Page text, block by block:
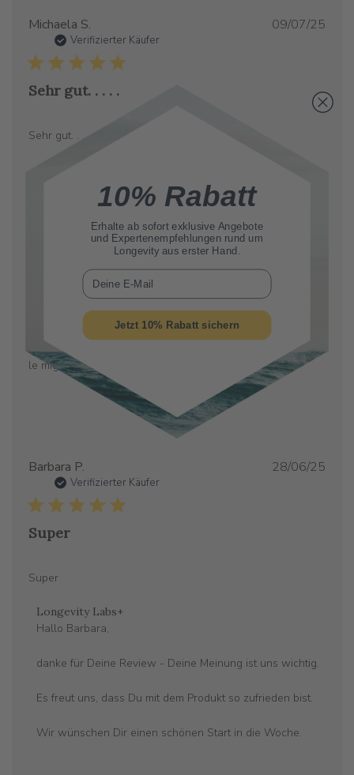
Michaela S.
Verifizierter Käufer
Sehr gut. . . . .
Sehr gut. . . . .
09/07/25
Verifizierter Käufer
Spermidin Life. Top quality
Ottimo integratore tra i migliori oggi in commercio, fatto con
le migliori materie prime. Un top quality.
Barbara P.
Verifizierter Käufer
Super
Super
Kommentare
des
Besitzers
{{Reviewer_name}}s
von
Longevity Labs+
Hallo Barbara,
danke für Deine Review - Deine Meinung ist uns wichtig.
Es freut uns, dass Du mit dem Produkt so zufrieden bist.
Wir wünschen Dir einen schönen Start in die Woche.
28/06/25
10% Rabatt
Erhalte ab sofortexklusive Angebote
und Expertenempfehlungen rund um
Longevity aus erster Hand.
E-Mail
Jetzt 10% Rabatt sichern